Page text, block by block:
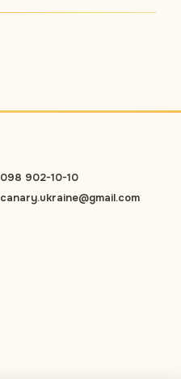
098 902-10-10
canary.ukraine@gmail.com